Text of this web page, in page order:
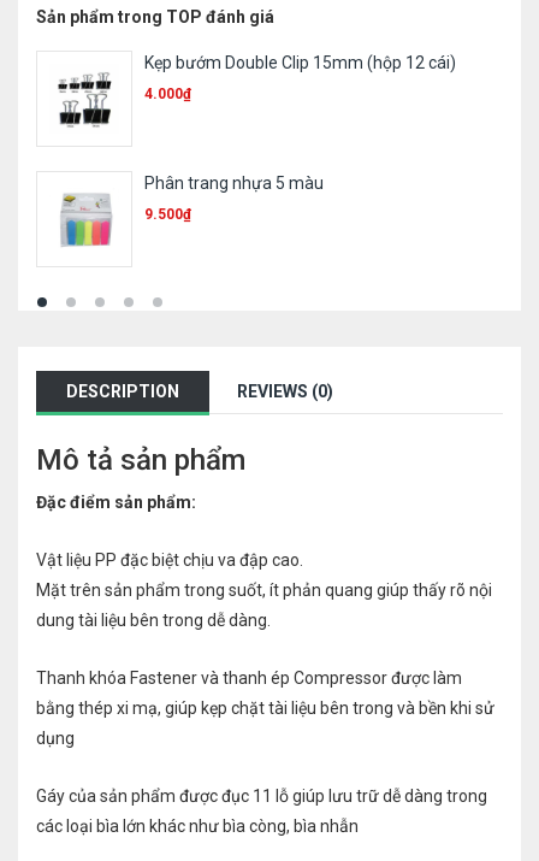
Sản phẩm trong TOP đánh giá
Ruột bút 023
1.000
Bút sơn Toyo 101
11.300
DESCRIPTION REVIEWS (0)
Mô tả sản phẩm
Đặc điểm sản phẩm:
Vật liệu PP đặc biệt chịu va đập cao.
Mặt trên sản phẩm trong suốt, ít phản quang giúp thấy rõ nội
dung tài liệu bên trong dễ dàng.
Thanh khóa Fastener và thanh ép Compressor được làm
bằng thép xi mạ, giúp kẹp chặt tài liệu bên trong và bền khi sử
dụng
Gáy của sản phẩm được đục 11 lỗ giúp lưu trữ dễ dàng trong
các loại bìa lớn khác như bìa còng, bìa nhẫn